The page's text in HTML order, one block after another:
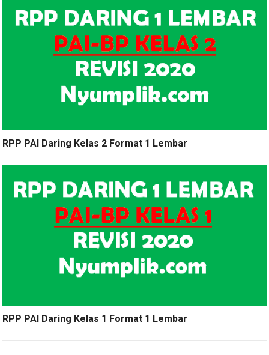
RPP PAI Daring Kelas 2 Format 1 Lembar
RPP PAI Daring Kelas 1 Format 1 Lembar